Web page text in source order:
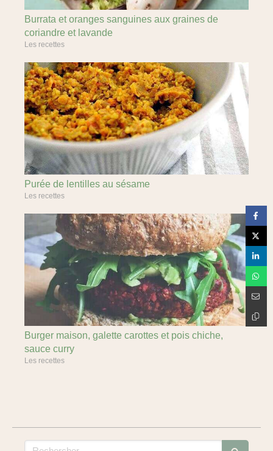
Burrata et oranges sanguines aux graines de
coriandre et lavande
Les recettes
Purée de lentilles au sésame
Les recettes
Burger maison, galette carottes et pois chiche,
sauce curry
Les recettes
Rechercher